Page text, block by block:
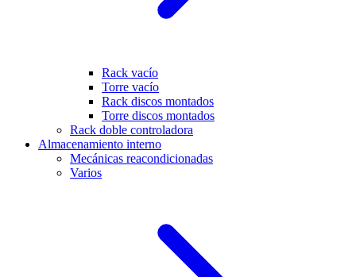
Rack vacío
Torre vacío
Rack discos montados
Torre discos montados
Rack doble controladora
Almacenamiento interno
Mecánicas reacondicionadas
Varios